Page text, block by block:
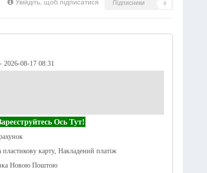
Підписники 0
2026-08-17 08:31
Ось Тут!
пластикову карту, Накладений платіж
Новою Поштою